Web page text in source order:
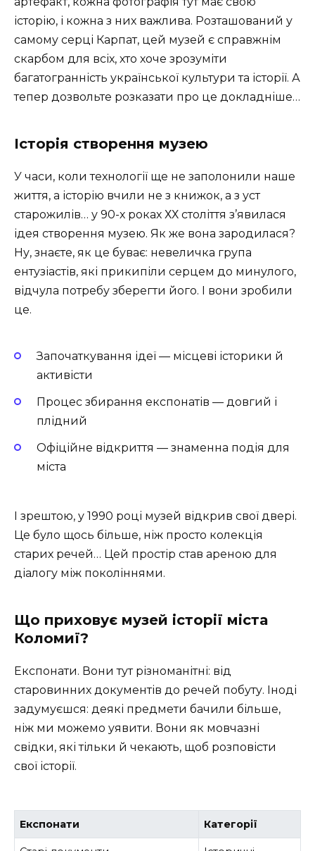
історію, і кожна з них важлива. Розташований у
самому серці Карпат, цей музей є справжнім
скарбом для всіх, хто хоче зрозуміти
багатогранність української культури та історії. А
тепер дозвольте розказати про це докладніше…
Історія створення музею
У часи, коли технології ще не заполонили наше
життя, а історію вчили не з книжок, а з уст
старожилів… у 90-х роках ХХ століття з’явилася
ідея створення музею. Як же вона зародилася?
Ну, знаєте, як це буває: невеличка група
ентузіастів, які прикипіли серцем до минулого,
відчула потребу зберегти його. І вони зробили
це.
Започаткування ідеї — місцеві історики й
активісти
Процес збирання експонатів — довгий і
плідний
Офіційне відкриття — знаменна подія для
міста
І зрештою, у 1990 році музей відкрив свої двері.
Це було щось більше, ніж просто колекція
старих речей… Цей простір став ареною для
діалогу між поколіннями.
Що приховує музей історії міста
Коломиї?
Експонати. Вони тут різноманітні: від
старовинних документів до речей побуту. Іноді
задумуєшся: деякі предмети бачили більше,
ніж ми можемо уявити. Вони як мовчазні
свідки, які тільки й чекають, щоб розповісти
свої історії.
Експонати Категорії